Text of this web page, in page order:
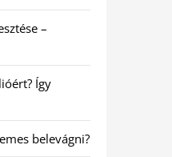
–
Így
belevágni?